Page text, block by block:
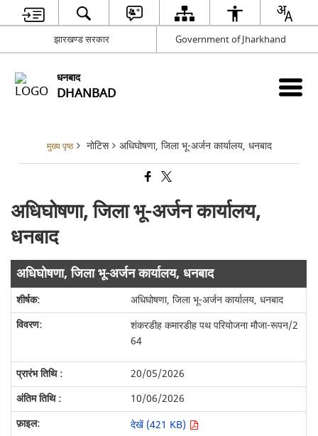
झारखण्ड सरकार Government of Jharkhand
धनबाद
DHANBAD
मुख्य पृष्ठ नोटिस अधिघोषणा, जिला भू-अर्जन कार्यालय, धनबाद
अधिघोषणा, जिला भू-अर्जन कार्यालय,
धनबाद
अधिघोषणा, जिला भू-अर्जन कार्यालय, धनबाद
अधिघोषणा, जिला भू-अर्जन कार्यालय, धनबाद
शंकरडीह कमारडीह पथ परियोजना मौजा-रूपन/2
64
20/05/2026
10/06/2026
देखें (421 KB)